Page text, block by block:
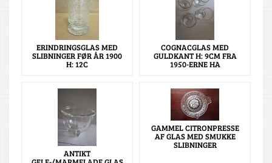
ERINDRINGSGLAS MED
SLIBNINGER FØR ÅR 1900
H: 12C
COGNACGLAS MED
GULDKANT H: 9CM FRA
1950-ERNE HA
ANTIKT
GAMMEL CITRONPRESSE
AF GLAS MED SMUKKE
SLIBNINGER